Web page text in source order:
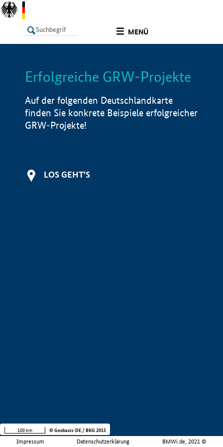
MENÜ
LISTE Info
Erfolgreiche GRW-Projekte
Auf der folgenden Deutschlandkarte
finden Sie konkrete Beispiele erfolgreicher
GRW-Projekte!
LOS GEHT'S
Impressum Datenschutzerklärung BMWi.de, 2021 ©
100 km © Geobasis-DE / BKG 2015